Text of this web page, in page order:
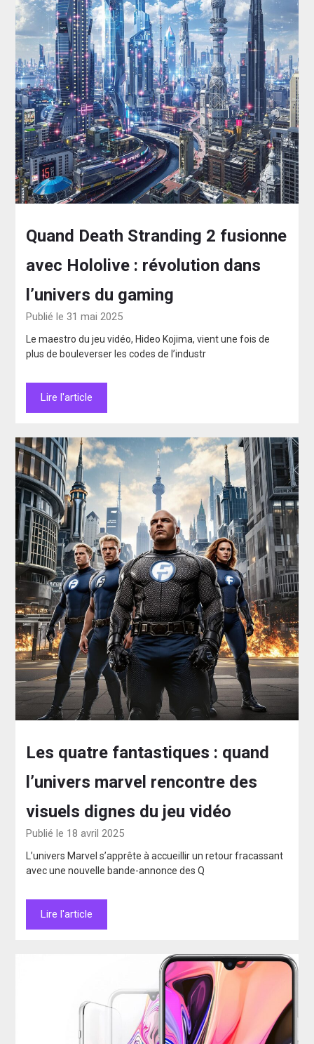
Quand Death Stranding 2 fusionne
avec Hololive : révolution dans
l’univers du gaming
Publié le 31 mai 2025
Le maestro du jeu vidéo, Hideo Kojima, vient une fois de
plus de bouleverser les codes de l’industr
Lire l'article
Les quatre fantastiques : quand
l’univers marvel rencontre des
visuels dignes du jeu vidéo
Publié le 18 avril 2025
L’univers Marvel s’apprête à accueillir un retour fracassant
avec une nouvelle bande-annonce des Q
Lire l'article